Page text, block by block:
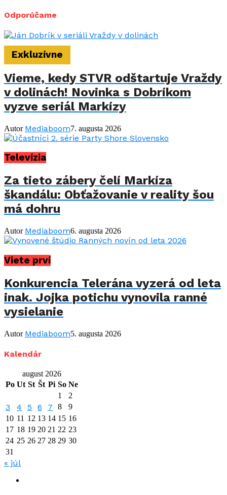
Odporúčame
Exkluzívne
Vieme, kedy STVR odštartuje Vraždy
v dolinách! Novinka s Dobríkom
vyzve seriál Markízy
Autor Mediaboom7. augusta 2026
Televízia
Za tieto zábery čelí Markíza
škandálu: Obťažovanie v reality šou
má dohru
Autor Mediaboom6. augusta 2026
Viete prví
Konkurencia Telerána vyzerá od leta
inak. Jojka potichu vynovila ranné
vysielanie
Autor Mediaboom5. augusta 2026
Kalendár
august 2026
Po Ut St Št Pi So Ne
1
2
3 4 5 6 7 8
9
10 11 12 13 14 15 16
17 18 19 20 21 22 23
24 25 26 27 28 29 30
31
« júl